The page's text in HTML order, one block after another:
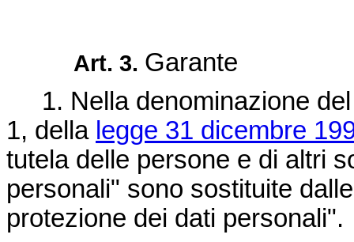
Art. 3. Garante
1. Nella denominazione del
1, della legge 31 dicembre
tutela delle persone e di altri
personali" sono sostituite
protezione dei dati personali".